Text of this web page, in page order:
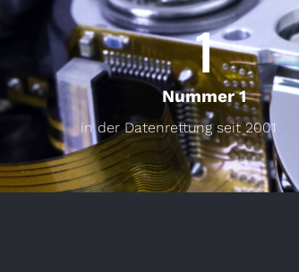
Nummer 1
1
in der Datenrettung seit 2001